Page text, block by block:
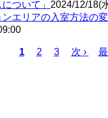
ついて」 2024/12/18(
エリアの入室方法の
カ
1 Page
2 Page
3
次
次 ›
最